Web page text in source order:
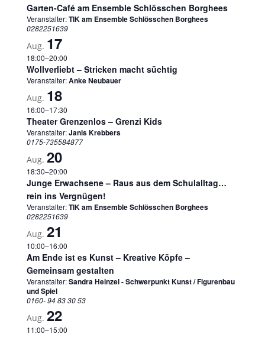
Garten-Café am Ensemble Schlösschen Borghees
Veranstalter:TIK am Ensemble Schlösschen Borghees
0282251639
Aug. 17
18:00–20:00
Wollverliebt – Stricken macht süchtig
Veranstalter:Anke Neubauer
Aug. 18
16:00–17:30
Theater Grenzenlos – Grenzi Kids
Veranstalter:Janis Krebbers
0175-735584877
Aug. 20
18:30–20:00
Junge Erwachsene – Raus aus dem Schulalltag…
rein ins Vergnügen!
Veranstalter:TIK am Ensemble Schlösschen Borghees
0282251639
Aug. 21
10:00–16:00
Am Ende ist es Kunst – Kreative Köpfe –
Gemeinsam gestalten
Veranstalter:Sandra Heinzel - Schwerpunkt Kunst / Figurenbau
und Spiel
0160- 94 83 30 53
Aug. 22
11:00–15:00